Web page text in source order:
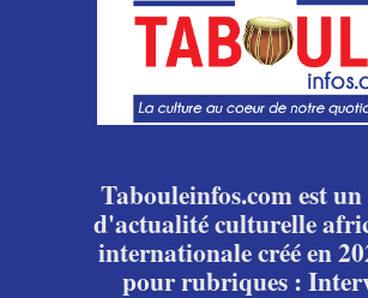
Tabouleinfos.com est
d'actualité culturelle
internationale créé en
pour rubriques :